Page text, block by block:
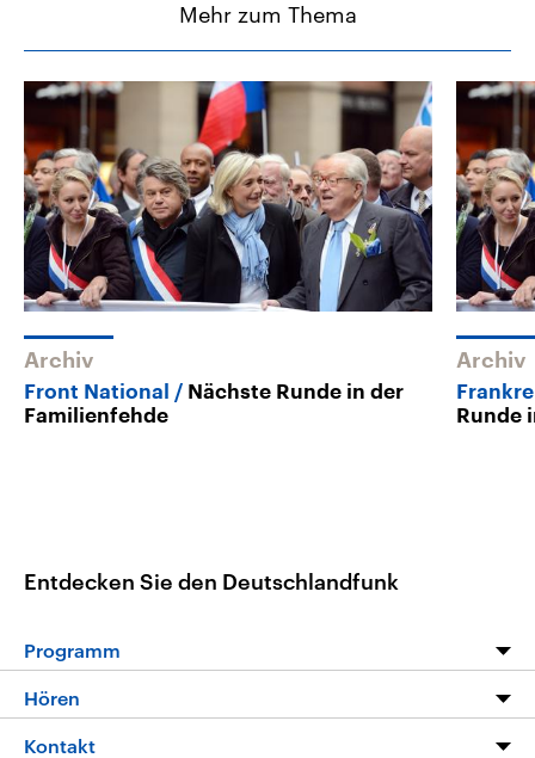
Mehr zum Thema
Archiv
Front National
Nächste Runde in der
Familienfehde
Archiv
Runde
Entdecken Sie den Deutschlandfunk
Programm
Programm
Hören
Livestream
Kontakt